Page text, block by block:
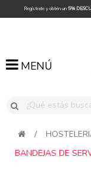
Regístrate y obtén un 5%
MENÚ
MENÚ
/
BANDEJAS DE